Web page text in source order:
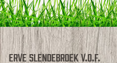
Erve Slendebroek V.O.F.